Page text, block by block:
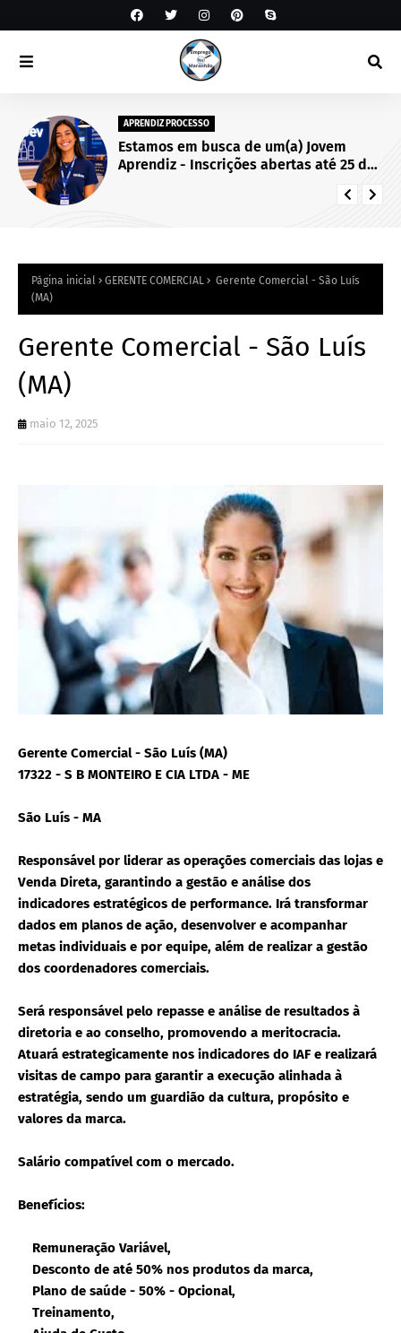
APRENDIZ PROCESSO
Estamos em busca de um(a) Jovem
Aprendiz - Inscrições abertas até 25 de
Página inicial GERENTE COMERCIAL
Gerente Comercial - São Luís
(MA)
Gerente Comercial - São Luís
(MA)
maio 12, 2025
Gerente Comercial - São Luís (MA)
17322 - S B MONTEIRO E CIA LTDA - ME
São Luís - MA
Responsável por liderar as operações comerciais das lojas e
Venda Direta, garantindo a gestão e análise dos
indicadores estratégicos de performance. Irá transformar
dados em planos de ação, desenvolver e acompanhar
metas individuais e por equipe, além de realizar a gestão
dos coordenadores comerciais.
Será responsável pelo repasse e análise de resultados à
diretoria e ao conselho, promovendo a meritocracia.
Atuará estrategicamente nos indicadores do IAF e realizará
visitas de campo para garantir a execução alinhada à
estratégia, sendo um guardião da cultura, propósito e
valores da marca.
Salário compatível com o mercado.
Benefícios:
Remuneração Variável,
Desconto de até 50% nos produtos da marca,
Plano de saúde - 50% - Opcional,
Treinamento,